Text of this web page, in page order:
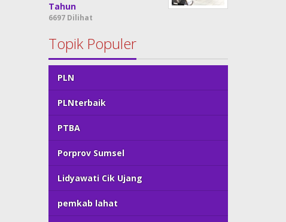
Tahun
6697 Dilihat
Topik Populer
PLN
PLNterbaik
PTBA
Porprov Sumsel
Lidyawati Cik Ujang
pemkab lahat